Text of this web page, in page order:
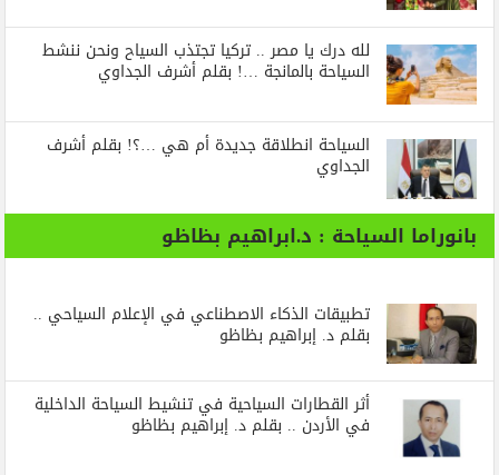
لله درك يا مصر .. تركيا تجتذب السياح ونحن ننشط
السياحة بالمانجة …! بقلم أشرف الجداوي
السياحة انطلاقة جديدة أم هي …؟! بقلم أشرف
الجداوي
بانوراما السياحة : د.ابراهيم بظاظو
تطبيقات الذكاء الاصطناعي في الإعلام السياحي ..
بقلم د. إبراهيم بظاظو
أثر القطارات السياحية في تنشيط السياحة الداخلية
في الأردن .. بقلم د. إبراهيم بظاظو